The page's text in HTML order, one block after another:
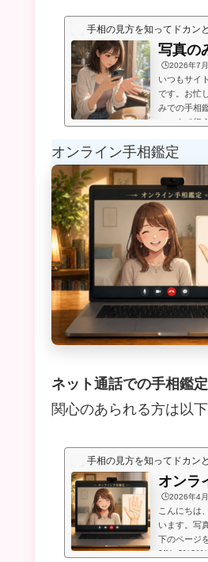
手相の見方を知ってドカン
写真の
🕒️2026年7
いつもサイ
です。お忙
みでの手相
いつまで行
メールにて
言うものは
のページの
オンライン手相鑑定
ネット通話での手相鑑定
関心のあられる方は以
手相の見方を知ってドカン
オンラ
🕒️2026年4
こんにちは
います。写
下のページ